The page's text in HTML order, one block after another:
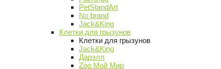
PetStandArt
No brand
Jack&King
Клетки для грызунов
Клетки для грызунов
Jack&King
Дарэлл
Zoo Мой Мир